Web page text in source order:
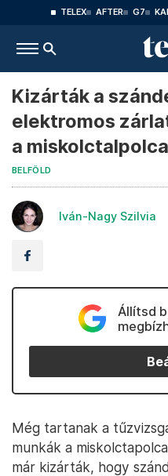
TELEX AFTER G7
Kizárták a
elektromos
a
BELFÖLD
Iván-Nagy Szilvia
Állítsd
Még tartanak a
munkák a
már kizárták, hogy